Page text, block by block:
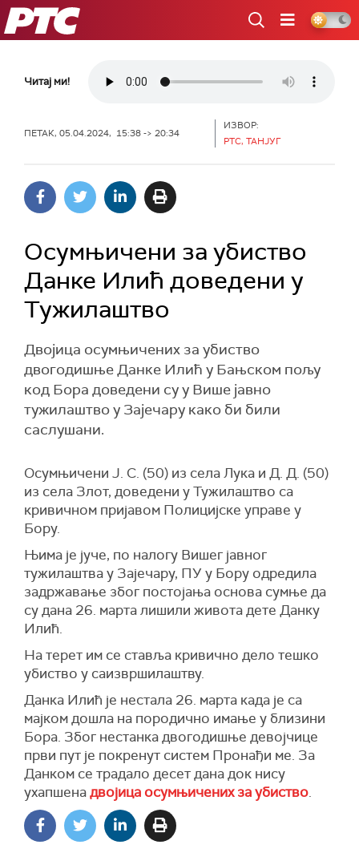
РТС
Читај ми!
ПЕТАК, 05.04.2024, 15:38 -> 20:34
ИЗВОР:
РТС, ТАНЈУГ
Осумњичени за убиство
Данке Илић доведени у
Тужилаштво
Двојица осумњичених за убиство
двогодишње Данке Илић у Бањском пољу
код Бора доведени су у Више јавно
тужилаштво у Зајечару како би били
саслушани.
Осумњичени Ј. С. (50) из села Лука и Д. Д. (50)
из села Злот, доведени у Тужилаштво са
кривичном пријавом Полицијске управе у
Бору.
Њима је јуче, по налогу Вишег јавног
тужилаштва у Зајечару, ПУ у Бору одредила
задржавање због постојања основа сумње да
су дана 26. марта лишили живота дете Данку
Илић.
На терет им се ставља кривично дело тешко
убиство у саизвршилаштву.
Данка Илић је нестала 26. марта када је са
мајком дошла на породично имање у близини
Бора. Због нестанка двогодишње девојчице
први пут је покренут систем Пронађи ме. За
Данком се традало десет дана док нису
ухапшенадвојица осумњичених за убиство.